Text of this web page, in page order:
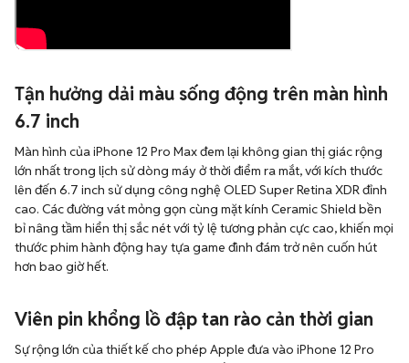
Tận hưởng dải màu sống động trên màn hình
6.7 inch
lớn nhất trong lịch sử dòng máy ở thời điểm ra mắt, với kích thước
lên đến 6.7 inch sử dụng công nghệ OLED Super Retina XDR đỉnh
cao. Các đường vát mỏng gọn cùng mặt kính Ceramic Shield bền
bỉ nâng tầm hiển thị sắc nét với tỷ lệ tương phản cực cao, khiến mọi
thước phim hành động hay tựa game đình đám trở nên cuốn hút
hơn bao giờ hết.
Viên pin khổng lồ đập tan rào cản thời gian
Sự rộng lớn của thiết kế cho phép Apple đưa vào iPhone 12 Pro
Max một viên pin mang dung lượng ấn tượng. Không còn là những